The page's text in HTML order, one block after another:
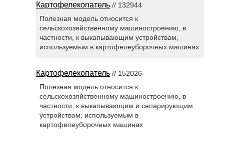
Картофелекопатель // 132944
Полезная модель относится к
сельскохозяйственному машиностроению, в
частности, к выкапывающим устройствам,
используемым в картофелеуборочных машинах
Картофелекопатель // 152026
Полезная модель относится к
сельскохозяйственному машиностроению, в
частности, к выкапывающим и сепарирующим
устройствам, используемым в
картофелеуборочных машинах